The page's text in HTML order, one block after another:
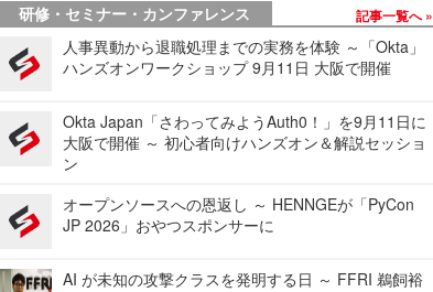
研修・セミナー・カンファレンス 記事一覧へ
人事異動から退職処理までの実務を体験 ～「Okta」
ハンズオンワークショップ 9月11日 大阪で開催
Okta Japan「さわってみようAuth0！」を9月11日に
大阪で開催 ～ 初心者向けハンズオン＆解説セッショ
ン
オープンソースへの恩返し ～ HENNGEが「PyCon
JP 2026」おやつスポンサーに
AI が未知の攻撃クラスを発明する日 ～ FFRI 鵜飼裕